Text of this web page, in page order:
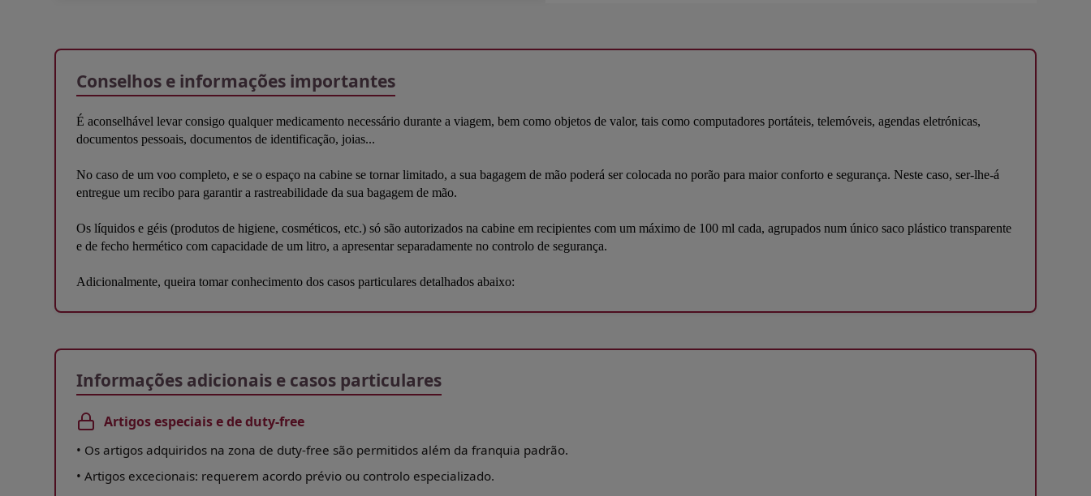
Conselhos e informações importantes
É aconselhável levar consigo qualquer medicamento necessário durante a viagem, bem como objetos de valor, tais como computadores portáteis, telemóveis, agendas eletrónicas,
documentos pessoais, documentos de identificação, joias...
No caso de um voo completo, e se o espaço na cabine se tornar limitado, a sua bagagem de mão poderá ser colocada no porão para maior conforto e segurança. Neste caso, ser-lhe-á
entregue um recibo para garantir a rastreabilidade da sua bagagem de mão.
Os líquidos e géis (produtos de higiene, cosméticos, etc.) só são autorizados na cabine em recipientes com um máximo de 100 ml cada, agrupados num único saco plástico transparente
e de fecho hermético com capacidade de um litro, a apresentar separadamente no controlo de segurança.
Adicionalmente, queira tomar conhecimento dos casos particulares detalhados abaixo:
Informações adicionais e casos particulares
Artigos especiais e de duty-free
• Os artigos adquiridos na zona de duty-free são permitidos além da franquia padrão.
• Artigos excecionais: requerem acordo prévio ou controlo especializado.